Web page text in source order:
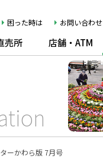
困った時は お問い合わせ
売所 店舗・ATM
ーかわら版 7月号